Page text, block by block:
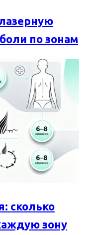
по зонам
сколько
зону